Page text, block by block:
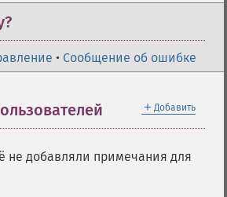
• Сообщение об ошибке
＋ Добавить
не добавляли примечания для